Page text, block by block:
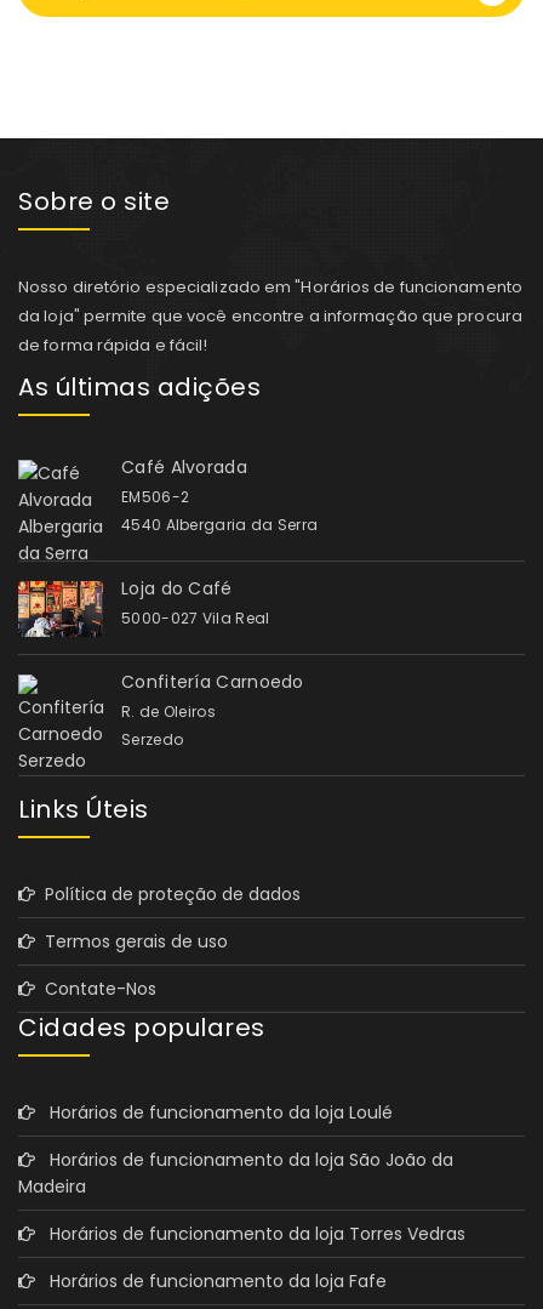
Sobre o site
Nosso diretório especializado em "Horários de funcionamento
da loja" permite que você encontre a informação que procura
de forma rápida e fácil!
As últimas adições
Café Alvorada
EM506-2
4540 Albergaria da Serra
Loja do Café
5000-027 Vila Real
Confitería Carnoedo
R. de Oleiros
Serzedo
Links Úteis
Política de proteção de dados
Termos gerais de uso
Contate-Nos
Cidades populares
Horários de funcionamento da loja Loulé
Horários de funcionamento da loja São João da
Madeira
Horários de funcionamento da loja Torres Vedras
Horários de funcionamento da loja Fafe